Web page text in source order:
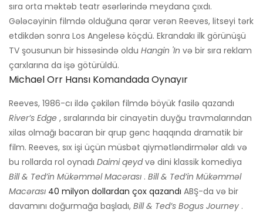
sıra orta məktəb teatr əsərlərində meydana çıxdı.
Gələcəyinin filmdə olduğuna qərar verən Reeves, litseyi tərk
etdikdən sonra Los Angelesə köçdü. Ekrandakı ilk görünüşü
TV şousunun bir hissəsində oldu Hangin 'In və bir sıra reklam
çarxlarına da işə götürüldü.
Michael Orr Hansı Komandada Oynayır
Reeves, 1986-cı ildə çəkilən filmdə böyük fasilə qazandı
River’s Edge , sıralarında bir cinayətin duyğu travmalarından
xilas olmağı bacaran bir qrup gənc haqqında dramatik bir
film. Reeves, sıx işi üçün müsbət qiymətləndirmələr aldı və
bu rollarda rol oynadı Daimi qeydvə dini klassik komediya
Bill & Ted’in Mükəmməl Macərası . Bill & Ted’in Mükəmməl
Macərası 40 milyon dollardan çox qazandı ABŞ-da və bir
davamını doğurmağa başladı, Bill & Ted’s Bogus Journey .